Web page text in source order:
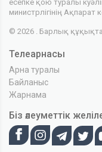
есепке қою туралы
министрлігінің Ақпарат
© 2026 . Барлық
Телеарнасы
Арна туралы
Байланыс
Жарнама
Біз әлеуметтік